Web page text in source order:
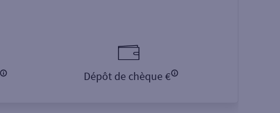
Dépôt de chèque €